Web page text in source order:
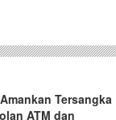
Tersangka
ATM dan